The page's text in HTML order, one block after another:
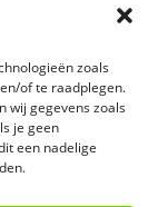
zoals
of te raadplegen.
wij gegevens zoals
je geen
een nadelige